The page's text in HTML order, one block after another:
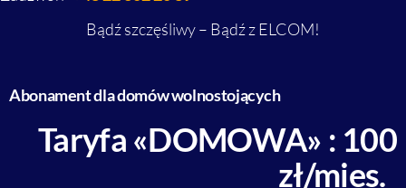
Bądź szczęśliwy – Bądź z ELCOM!
Abonament dla domów wolnostojących
Taryfa «DOMOWA» : 100
zł/mies.